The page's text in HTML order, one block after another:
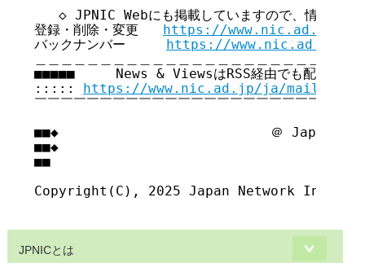
◇ JPNIC Webにも掲載していますので、情報共有
登録・削除・変更 https://www.nic.ad.jp/ja/
バックナンバー https://www.nic.ad.jp/ja/
■■■■■     News & ViewsはRSS経由でも配信し
::::: https://www.nic.ad.jp/ja/
￣￣￣￣￣￣￣￣￣￣￣￣￣￣￣￣￣￣￣￣￣￣￣￣
■■◆                          ＠ Japan
■■◆
■■
Copyright(C), 2025 Japan Network
JPNICとは